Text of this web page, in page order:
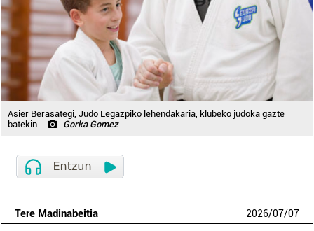
Asier Berasategi, Judo Legazpiko lehendakaria, klubeko judoka gazte
batekin.
Gorka Gomez
Tere Madinabeitia 2026/07/07